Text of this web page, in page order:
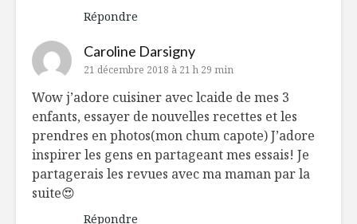
Répondre
Caroline Darsigny
21 décembre 2018 à 21 h 29 min
Wow j’adore cuisiner avec lcaide de mes 3
enfants, essayer de nouvelles recettes et les
prendres en photos(mon chum capote) J’adore
inspirer les gens en partageant mes essais! Je
partagerais les revues avec ma maman par la
suite😍
Répondre